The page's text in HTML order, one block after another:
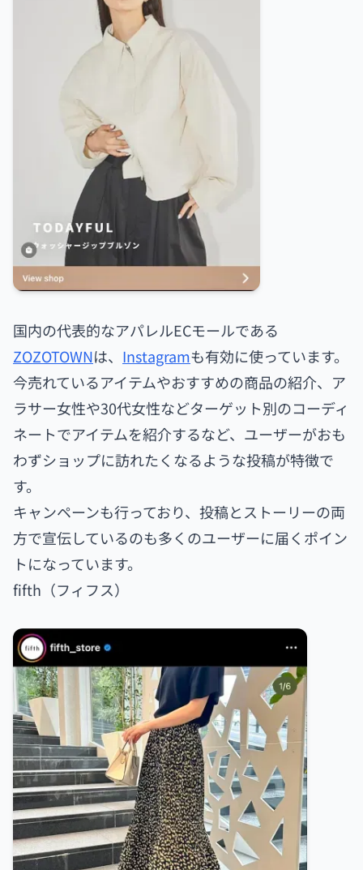
国内の代表的なアパレルECモールである
ZOZOTOWNは、 Instagramも有効に使っています。
今売れているアイテムやおすすめの商品の紹介、ア
ラサー女性や30代女性などターゲット別のコーディ
ネートでアイテムを紹介するなど、ユーザーがおも
わずショップに訪れたくなるような投稿が特徴で
す。
キャンペーンも行っており、投稿とストーリーの両
方で宣伝しているのも多くのユーザーに届くポイン
トになっています。
fifth（フィフス）